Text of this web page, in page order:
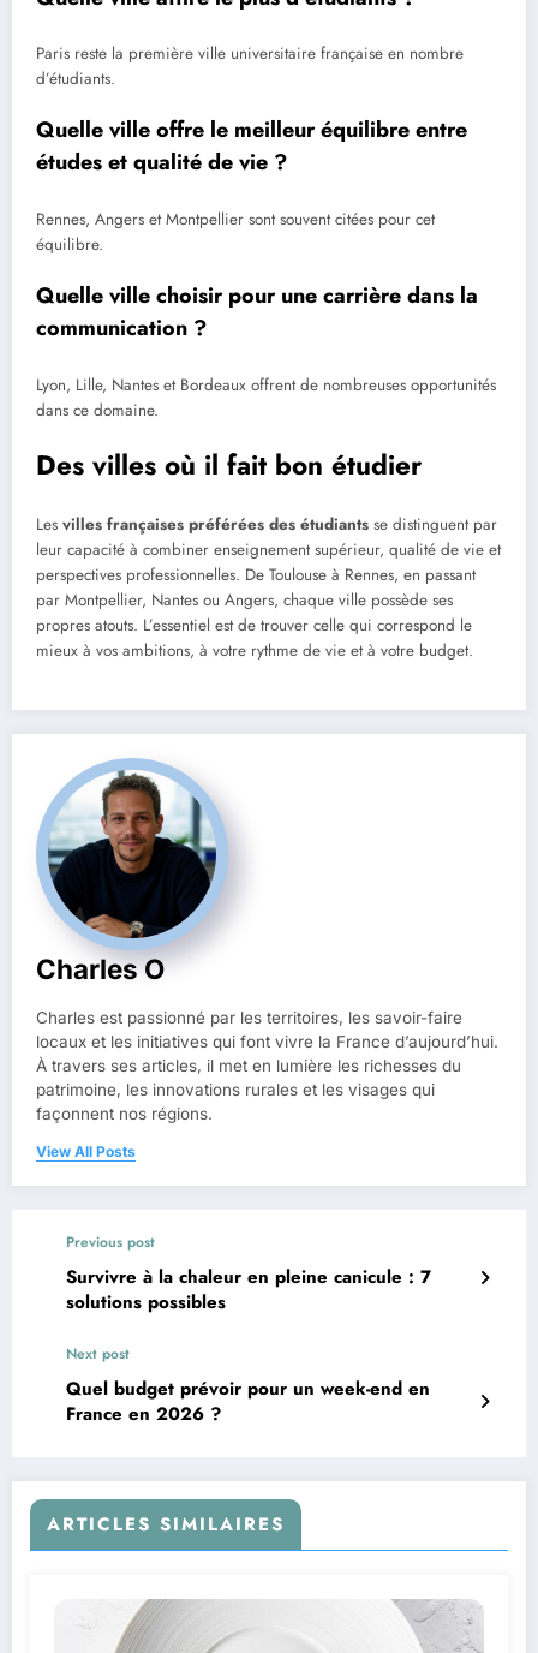
Paris reste la première ville universitaire française en nombre
d’étudiants.
Quelle ville offre le meilleur équilibre entre
études et qualité de vie ?
Rennes, Angers et Montpellier sont souvent citées pour cet
équilibre.
Quelle ville choisir pour une carrière dans la
communication ?
Lyon, Lille, Nantes et Bordeaux offrent de nombreuses opportunités
dans ce domaine.
Des villes où il fait bon étudier
Les villes françaises préférées des étudiants se distinguent par
leur capacité à combiner enseignement supérieur, qualité de vie et
perspectives professionnelles. De Toulouse à Rennes, en passant
par Montpellier, Nantes ou Angers, chaque ville possède ses
propres atouts. L’essentiel est de trouver celle qui correspond le
mieux à vos ambitions, à votre rythme de vie et à votre budget.
Charles O
Charles est passionné par les territoires, les savoir-faire
locaux et les initiatives qui font vivre la France d’aujourd’hui.
À travers ses articles, il met en lumière les richesses du
patrimoine, les innovations rurales et les visages qui
façonnent nos régions.
View All Posts
Previous post
Survivre à la chaleur en pleine canicule : 7
solutions possibles
Next post
Quel budget prévoir pour un week-end en
France en 2026 ?
ARTICLES SIMILAIRES